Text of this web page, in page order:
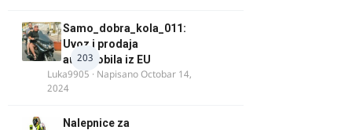
203
Samo_dobra_kola_011:
Uvoz i prodaja
automobila iz EU
Luka9905 · NapisanoOctobar 14,
2024
Nalepnice za